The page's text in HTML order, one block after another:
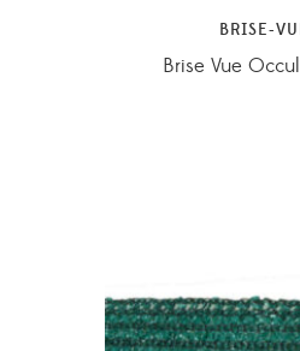
BRISE-
Brise Vue